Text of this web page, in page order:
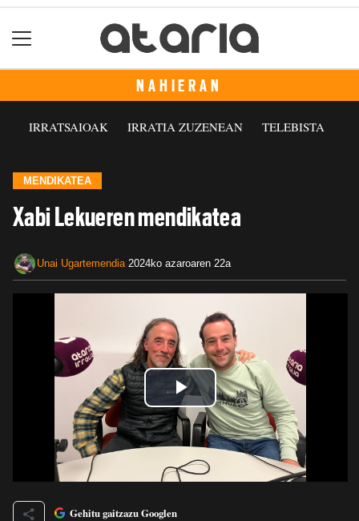
NAHIERAN
IRRATSAIOAK IRRATIA ZUZENEAN TELEBISTA
MENDIKATEA
Xabi Lekueren mendikatea
Unai Ugartemendia 2024ko azaroaren 22a
Gehitu gaitzazu Googlen